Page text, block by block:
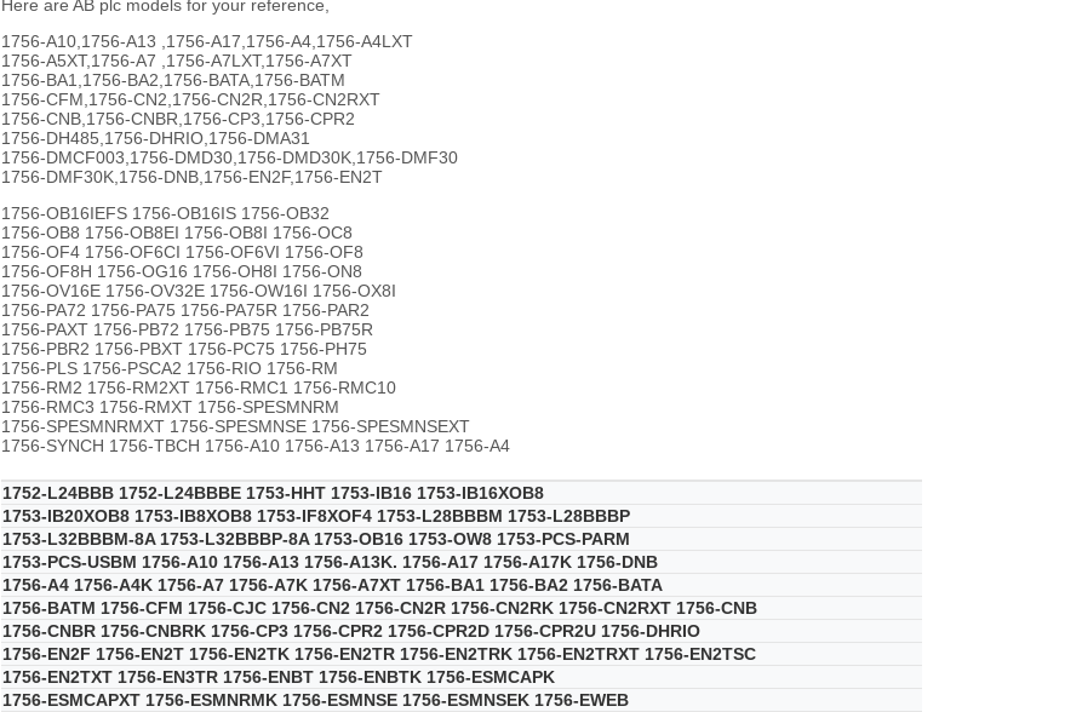
Here are AB plc models for your reference,
1756-A10,1756-A13 ,1756-A17,1756-A4,1756-A4LXT
1756-A5XT,1756-A7 ,1756-A7LXT,1756-A7XT
1756-BA1,1756-BA2,1756-BATA,1756-BATM
1756-CFM,1756-CN2,1756-CN2R,1756-CN2RXT
1756-CNB,1756-CNBR,1756-CP3,1756-CPR2
1756-DH485,1756-DHRIO,1756-DMA31
1756-DMCF003,1756-DMD30,1756-DMD30K,1756-DMF30
1756-DMF30K,1756-DNB,1756-EN2F,1756-EN2T
1756-OB16IEFS 1756-OB16IS 1756-OB32
1756-OB8 1756-OB8EI 1756-OB8I 1756-OC8
1756-OF4 1756-OF6CI 1756-OF6VI 1756-OF8
1756-OF8H 1756-OG16 1756-OH8I 1756-ON8
1756-OV16E 1756-OV32E 1756-OW16I 1756-OX8I
1756-PA72 1756-PA75 1756-PA75R 1756-PAR2
1756-PAXT 1756-PB72 1756-PB75 1756-PB75R
1756-PBR2 1756-PBXT 1756-PC75 1756-PH75
1756-PLS 1756-PSCA2 1756-RIO 1756-RM
1756-RM2 1756-RM2XT 1756-RMC1 1756-RMC10
1756-RMC3 1756-RMXT 1756-SPESMNRM
1756-SPESMNRMXT 1756-SPESMNSE 1756-SPESMNSEXT
1756-SYNCH 1756-TBCH 1756-A10 1756-A13 1756-A17 1756-A4
1752-L24BBB 1752-L24BBBE 1753-HHT 1753-IB16 1753-IB16XOB8
1753-IB20XOB8 1753-IB8XOB8 1753-IF8XOF4 1753-L28BBBM 1753-L28BBBP
1753-L32BBBM-8A 1753-L32BBBP-8A 1753-OB16 1753-OW8 1753-PCS-PARM
1753-PCS-USBM 1756-A10 1756-A13 1756-A13K. 1756-A17 1756-A17K 1756-DNB
1756-A4 1756-A4K 1756-A7 1756-A7K 1756-A7XT 1756-BA1 1756-BA2 1756-BATA
1756-BATM 1756-CFM 1756-CJC 1756-CN2 1756-CN2R 1756-CN2RK 1756-CN2RXT 1756-CNB
1756-CNBR 1756-CNBRK 1756-CP3 1756-CPR2 1756-CPR2D 1756-CPR2U 1756-DHRIO
1756-EN2F 1756-EN2T 1756-EN2TK 1756-EN2TR 1756-EN2TRK 1756-EN2TRXT 1756-EN2TSC
1756-EN2TXT 1756-EN3TR 1756-ENBT 1756-ENBTK 1756-ESMCAPK
1756-ESMCAPXT 1756-ESMNRMK 1756-ESMNSE 1756-ESMNSEK 1756-EWEB